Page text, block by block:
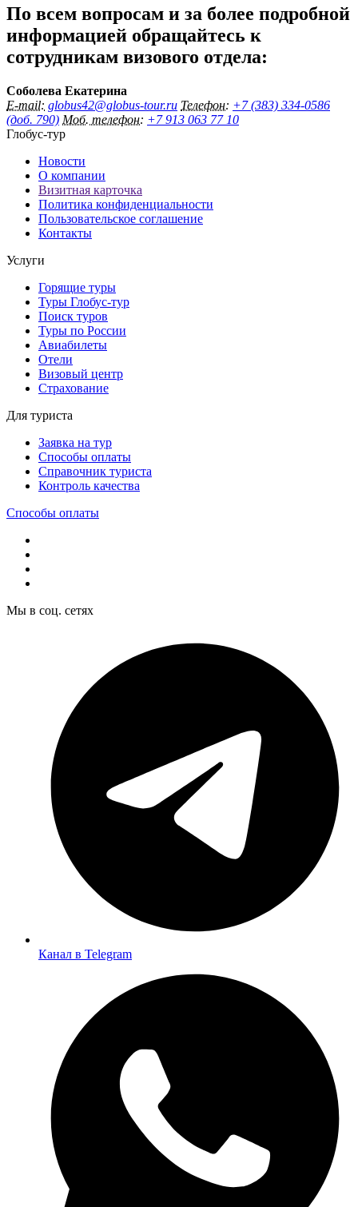
По всем вопросам и за более подробной
информацией обращайтесь к
сотрудникам визового отдела:
Соболева Екатерина
E-mail: globus42@globus-tour.ru Телефон: +7 (383) 334-0586
(доб. 790) Моб. телефон: ‪+7 913 063 77 10
Глобус-тур
Новости
О компании
Визитная карточка
Политика конфиденциальности
Пользовательское соглашение
Контакты
Услуги
Горящие туры
Туры Глобус-тур
Поиск туров
Туры по России
Авиабилеты
Отели
Визовый центр
Страхование
Для туриста
Заявка на тур
Способы оплаты
Справочник туриста
Контроль качества
Способы оплаты
Мы в соц. сетях
Канал в Telegram